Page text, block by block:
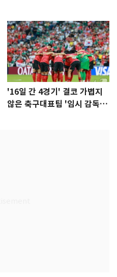
'16일 간 4경기' 결코 가볍지
않은 축구대표팀 '임시 감독'